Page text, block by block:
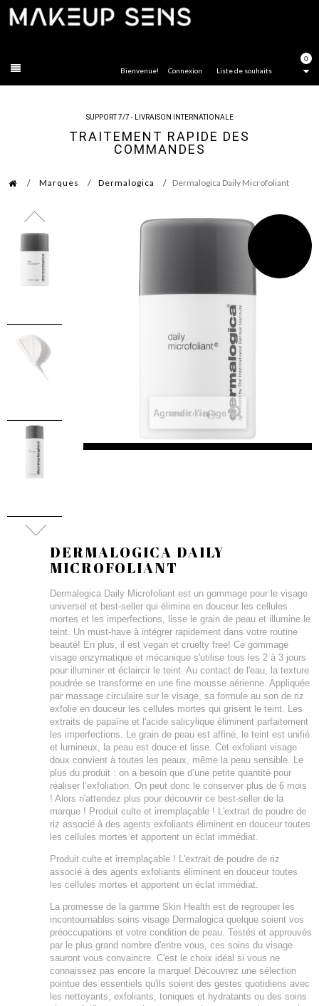
0
Liste de souhaits
Bienvenue! Connexion
SUPPORT 7/7 - LIVRAISON INTERNATIONALE
TRAITEMENT RAPIDE DES
COMMANDES
Marques Dermalogica Dermalogica Daily Microfoliant
Agrandir l'image
DERMALOGICA DAILY
MICROFOLIANT
Dermalogica Daily Microfoliant est un gommage pour le visage
universel et best-seller qui élimine en douceur les cellules
mortes et les imperfections, lisse le grain de peau et illumine le
teint. Un must-have à intégrer rapidement dans votre routine
beauté! En plus, il est vegan et cruelty free! Ce gommage
visage enzymatique et mécanique s'utilise tous les 2 à 3 jours
pour illuminer et éclaircir le teint. Au contact de l'eau, la texture
poudrée se transforme en une fine mousse aérienne. Appliquée
par massage circulaire sur le visage, sa formule au son de riz
exfolie en douceur les cellules mortes qui grisent le teint. Les
extraits de papaïne et l'acide salicylique éliminent parfaitement
les imperfections. Le grain de peau est affiné, le teint est unifié
et lumineux, la peau est douce et lisse. Cet exfoliant visage
doux convient à toutes les peaux, même la peau sensible. Le
plus du produit : on a besoin que d’une petite quantité pour
réaliser l’exfoliation. On peut donc le conserver plus de 6 mois
! Alors n'attendez plus pour découvrir ce best-seller de la
marque ! Produit culte et irremplaçable ! L'extrait de poudre de
riz associé à des agents exfoliants éliminent en douceur toutes
les cellules mortes et apportent un éclat immédiat.
Produit culte et irremplaçable ! L'extrait de poudre de riz
associé à des agents exfoliants éliminent en douceur toutes
les cellules mortes et apportent un éclat immédiat.
La promesse de la gamme Skin Health est de regrouper les
incontournables soins visage Dermalogica quelque soient vos
préoccupations et votre condition de peau. Testés et approuvés
par le plus grand nombre d'entre vous, ces soins du visage
sauront vous convaincre. C'est le choix idéal si vous ne
connaissez pas encore la marque! Découvrez une sélection
pointue des essentiels qu'ils soient des gestes quotidiens avec
les nettoyants, exfoliants, toniques et hydratants ou des soins